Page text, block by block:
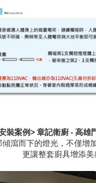
裝案例> 章記衛廚 - 高雄
傾瀉而下的燈光，不僅增
更讓整套廚具增添美